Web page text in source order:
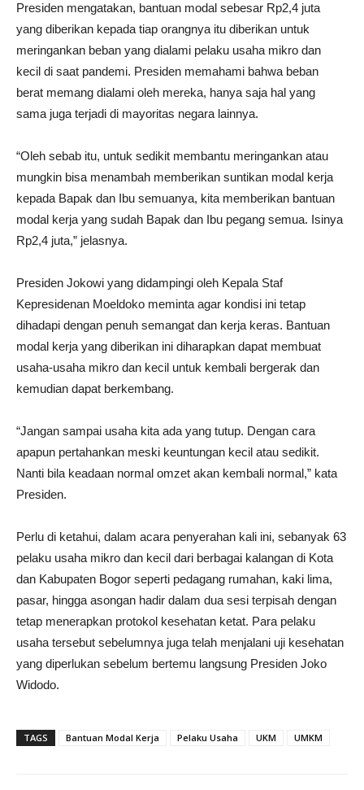
Presiden mengatakan, bantuan modal sebesar Rp2,4 juta
yang diberikan kepada tiap orangnya itu diberikan untuk
meringankan beban yang dialami pelaku usaha mikro dan
kecil di saat pandemi. Presiden memahami bahwa beban
berat memang dialami oleh mereka, hanya saja hal yang
sama juga terjadi di mayoritas negara lainnya.
“Oleh sebab itu, untuk sedikit membantu meringankan atau
mungkin bisa menambah memberikan suntikan modal kerja
kepada Bapak dan Ibu semuanya, kita memberikan bantuan
modal kerja yang sudah Bapak dan Ibu pegang semua. Isinya
Rp2,4 juta,” jelasnya.
Presiden Jokowi yang didampingi oleh Kepala Staf
Kepresidenan Moeldoko meminta agar kondisi ini tetap
dihadapi dengan penuh semangat dan kerja keras. Bantuan
modal kerja yang diberikan ini diharapkan dapat membuat
usaha-usaha mikro dan kecil untuk kembali bergerak dan
kemudian dapat berkembang.
“Jangan sampai usaha kita ada yang tutup. Dengan cara
apapun pertahankan meski keuntungan kecil atau sedikit.
Nanti bila keadaan normal omzet akan kembali normal,” kata
Presiden.
Perlu di ketahui, dalam acara penyerahan kali ini, sebanyak 63
pelaku usaha mikro dan kecil dari berbagai kalangan di Kota
dan Kabupaten Bogor seperti pedagang rumahan, kaki lima,
pasar, hingga asongan hadir dalam dua sesi terpisah dengan
tetap menerapkan protokol kesehatan ketat. Para pelaku
usaha tersebut sebelumnya juga telah menjalani uji kesehatan
yang diperlukan sebelum bertemu langsung Presiden Joko
Widodo.
TAGS Bantuan Modal Kerja Pelaku Usaha UKM UMKM